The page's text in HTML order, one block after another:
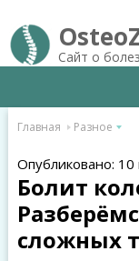
Сайт о
Главная Разное
Опубликовано:
Болит
сложных